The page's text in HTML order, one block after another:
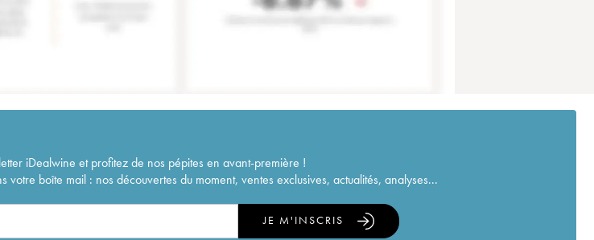
iDealwine et profitez de nos pépites en avant-première !
votre boîte mail : nos découvertes du moment, ventes exclusives, actualités, analyses...
JE M'INSCRIS